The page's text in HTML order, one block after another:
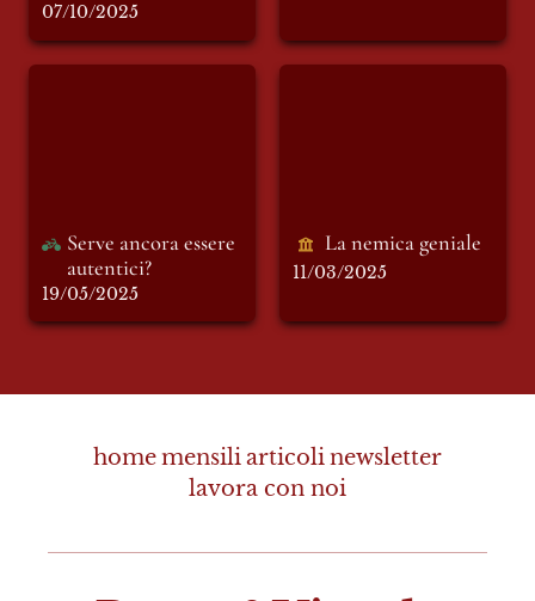
07/10/2025
Serve ancora essere
autentici?
19/05/2025
La nemica geniale
11/03/2025
homemensiliarticolinewsletter
lavora con noi